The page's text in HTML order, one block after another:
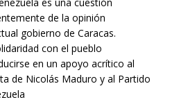
de la opinión
gobierno de Caracas.
con el pueblo
en un apoyo acrítico al
de Nicolás Maduro y al Partido